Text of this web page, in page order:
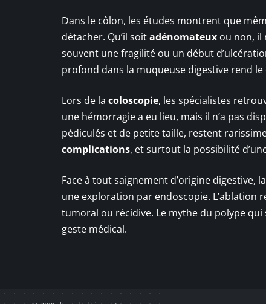
Dans le côlon, les études montrent que
détacher. Qu’il soitadénomateux ou non, il
souvent une fragilité ou un début
profond dans la muqueuse digestive rend
Lors de la coloscopie, les spécialistes
une hémorragie a eu lieu, mais il n’a pas
pédiculés et de petite taille, restent
complications, et surtout la possibilité
Face à tout saignement d’origine digestive,
une exploration par endoscopie.
tumoral ou récidive. Le mythe du polype qui
geste médical.